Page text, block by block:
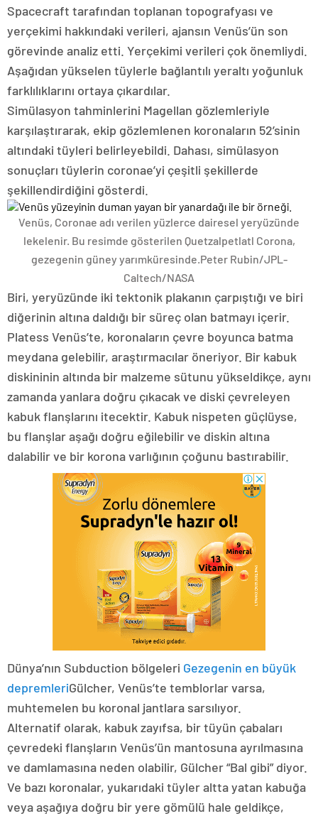
Spacecraft tarafından toplanan topografyası ve
yerçekimi hakkındaki verileri, ajansın Venüs’ün son
görevinde analiz etti. Yerçekimi verileri çok önemliydi.
Aşağıdan yükselen tüylerle bağlantılı yeraltı yoğunluk
farklılıklarını ortaya çıkardılar.
Simülasyon tahminlerini Magellan gözlemleriyle
karşılaştırarak, ekip gözlemlenen koronaların 52’sinin
altındaki tüyleri belirleyebildi. Dahası, simülasyon
sonuçları tüylerin coronae’yi çeşitli şekillerde
şekillendirdiğini gösterdi.
Venüs, Coronae adı verilen yüzlerce dairesel yeryüzünde
lekelenir. Bu resimde gösterilen Quetzalpetlatl Corona,
gezegenin güney yarımküresinde.Peter Rubin/JPL-
Caltech/NASA
Biri, yeryüzünde iki tektonik plakanın çarpıştığı ve biri
diğerinin altına daldığı bir süreç olan batmayı içerir.
Platess Venüs’te, koronaların çevre boyunca batma
meydana gelebilir, araştırmacılar öneriyor. Bir kabuk
diskininin altında bir malzeme sütunu yükseldikçe, aynı
zamanda yanlara doğru çıkacak ve diski çevreleyen
kabuk flanşlarını itecektir. Kabuk nispeten güçlüyse,
bu flanşlar aşağı doğru eğilebilir ve diskin altına
dalabilir ve bir korona varlığının çoğunu bastırabilir.
Dünya’nın Subduction bölgeleri Gezegenin en büyük
depremleriGülcher, Venüs’te temblorlar varsa,
muhtemelen bu koronal jantlara sarsılıyor.
Alternatif olarak, kabuk zayıfsa, bir tüyün çabaları
çevredeki flanşların Venüs’ün mantosuna ayrılmasına
ve damlamasına neden olabilir, Gülcher “Bal gibi” diyor.
Ve bazı koronalar, yukarıdaki tüyler altta yatan kabuğa
veya aşağıya doğru bir yere gömülü hale geldikçe,